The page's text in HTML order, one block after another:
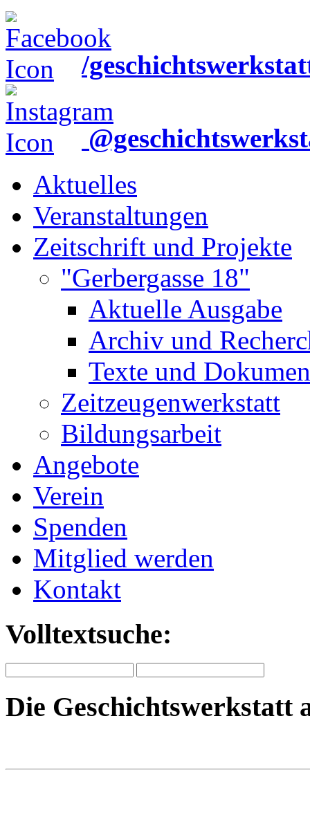
/
Aktuelles
Veranstaltungen
Zeitschrift und Projekte
"Gerbergasse 18"
Aktuelle Ausgabe
Archiv und
Texte und
Zeitzeugenwerkstatt
Bildungsarbeit
Angebote
Verein
Spenden
Mitglied werden
Kontakt
Volltextsuche:
Die Geschichtswerkstatt